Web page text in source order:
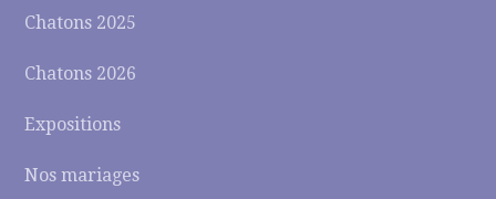
Chatons 2025
Chatons 2026
Expositions
Nos mariages